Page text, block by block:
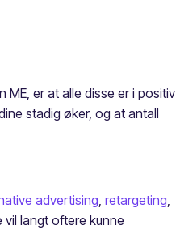
ME, er at alle disse er i positiv
stadig øker, og at antall
advertising, retargeting,
langt oftere kunne